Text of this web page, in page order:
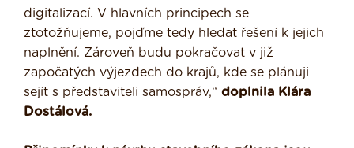
digitalizací. V hlavních principech se
ztotožňujeme, pojďme tedy hledat řešení k jejich
naplnění. Zároveň budu pokračovat v již
započatých výjezdech do krajů, kde se plánuji
sejít s představiteli samospráv,“ doplnila Klára
Dostálová.